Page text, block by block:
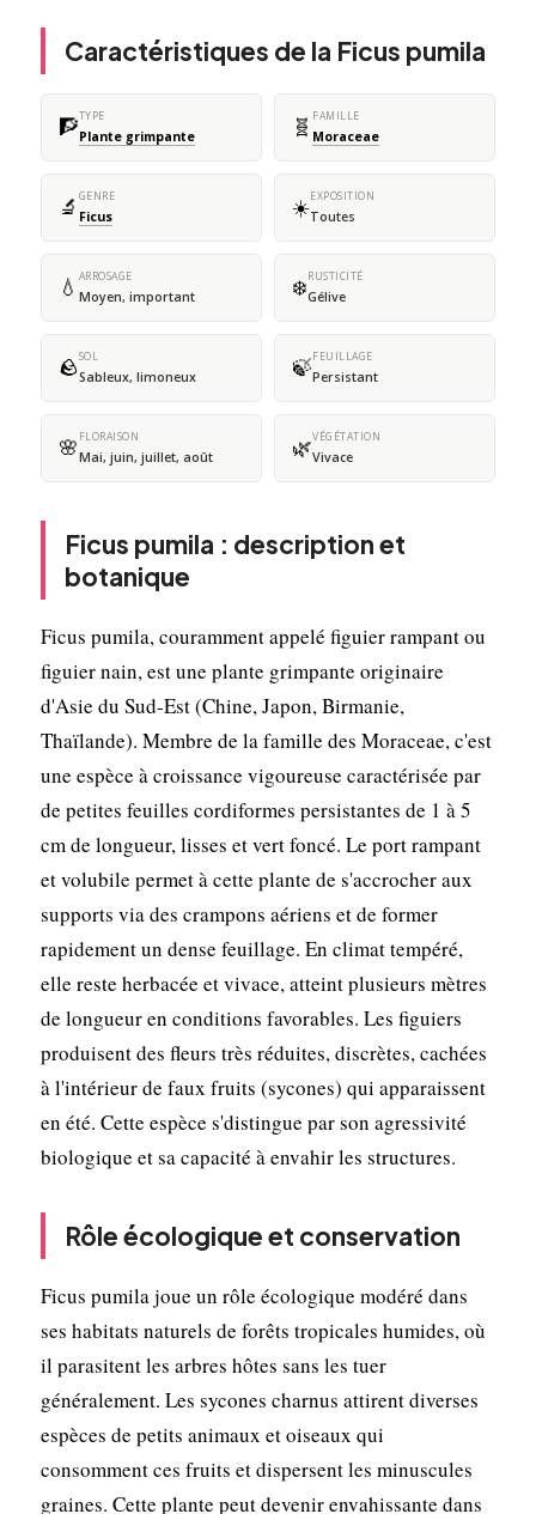
Caractéristiques de la Ficus pumila
🧗TYPE
Plante grimpante 🧬 FAMILLE
Moraceae
🔬 GENRE
Ficus ☀️EXPOSITION
Toutes
💧 ARROSAGE
Moyen, important ❄️RUSTICITÉ
Gélive
🪨SOL
Sableux, limoneux 🍃FEUILLAGE
Persistant
🌸 FLORAISON
Mai, juin, juillet, août 🌿VÉGÉTATION
Vivace
Ficus pumila : description et
botanique
Ficus pumila, couramment appelé figuier rampant ou
figuier nain, est une plante grimpante originaire
d'Asie du Sud-Est (Chine, Japon, Birmanie,
Thaïlande). Membre de la famille des Moraceae, c'est
une espèce à croissance vigoureuse caractérisée par
de petites feuilles cordiformes persistantes de 1 à 5
cm de longueur, lisses et vert foncé. Le port rampant
et volubile permet à cette plante de s'accrocher aux
supports via des crampons aériens et de former
rapidement un dense feuillage. En climat tempéré,
elle reste herbacée et vivace, atteint plusieurs mètres
de longueur en conditions favorables. Les figuiers
produisent des fleurs très réduites, discrètes, cachées
à l'intérieur de faux fruits (sycones) qui apparaissent
en été. Cette espèce s'distingue par son agressivité
biologique et sa capacité à envahir les structures.
Rôle écologique et conservation
Ficus pumila joue un rôle écologique modéré dans
ses habitats naturels de forêts tropicales humides, où
il parasitent les arbres hôtes sans les tuer
généralement. Les sycones charnus attirent diverses
espèces de petits animaux et oiseaux qui
consomment ces fruits et dispersent les minuscules
graines. Cette plante peut devenir envahissante dans